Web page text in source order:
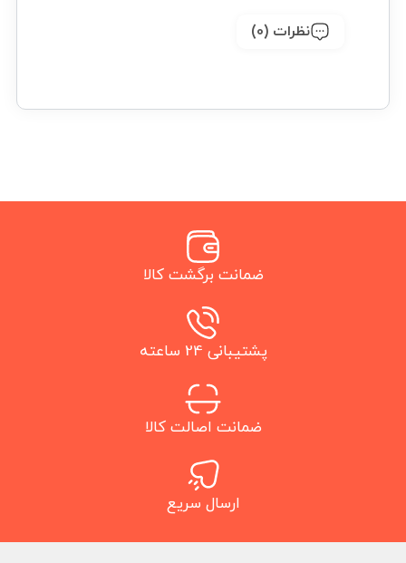
نظرات (0)
ضمانت برگشت کالا
پشتیبانی 24 ساعته
ضمانت اصالت کالا
ارسال سریع